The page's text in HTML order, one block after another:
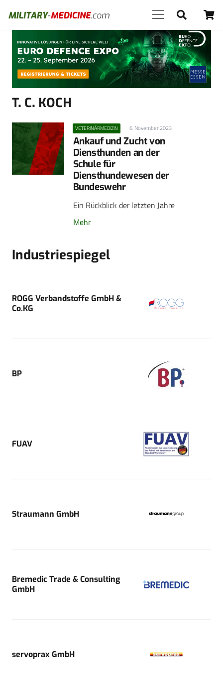
Anzeige
T. C. KOCH
VETERINÄRMEDIZIN 6. November 2023
Ankauf und Zucht von
Diensthunden an der
Schule für
Diensthundewesen der
Bundeswehr
Ein Rückblick der letzten Jahre
Mehr
Industriespiegel
ROGG Verbandstoffe GmbH &
Co.KG
BP
FUAV
Straumann GmbH
Bremedic Trade & Consulting
GmbH
servoprax GmbH